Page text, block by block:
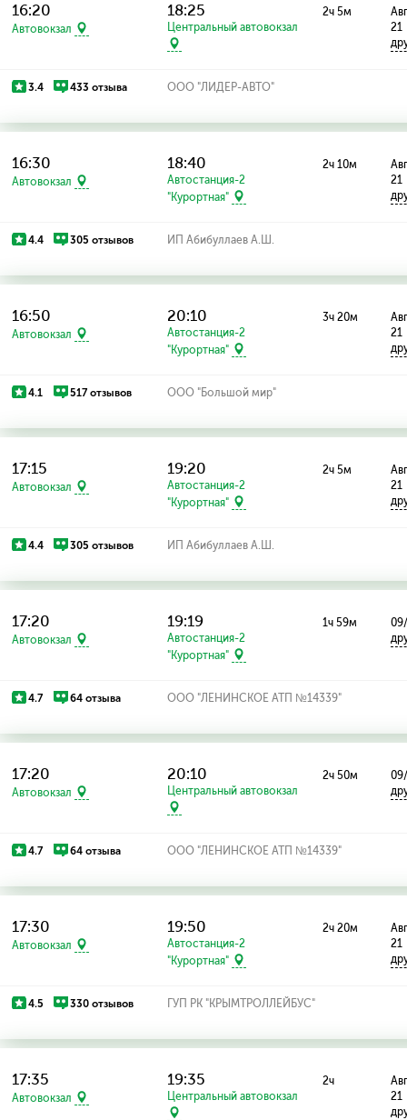
16:20
Автовокзал
18:25
Центральный автовокзал
2ч 5м
21
3.4 433 отзыва ООО "ЛИДЕР-АВТО"
16:30
Автовокзал
18:40
Автостанция-2
"Курортная"
2ч 10м
21
4.4 305 отзывов ИП Абибуллаев А.Ш.
16:50
Автовокзал
20:10
Автостанция-2
"Курортная"
3ч 20м
21
4.1 517 отзывов ООО "Большой мир"
17:15
Автовокзал
19:20
Автостанция-2
"Курортная"
2ч 5м
21
4.4 305 отзывов ИП Абибуллаев А.Ш.
17:20
Автовокзал
19:19
Автостанция-2
"Курортная"
1ч 59м
4.7 64 отзыва ООО "ЛЕНИНСКОЕ АТП №14339"
17:20
Автовокзал
20:10
Центральный автовокзал
2ч 50м
4.7 64 отзыва ООО "ЛЕНИНСКОЕ АТП №14339"
17:30
Автовокзал
19:50
Автостанция-2
"Курортная"
2ч 20м
21
4.5 330 отзывов ГУП РК "КРЫМТРОЛЛЕЙБУС"
17:35
Автовокзал
19:35
Центральный автовокзал
2ч
21